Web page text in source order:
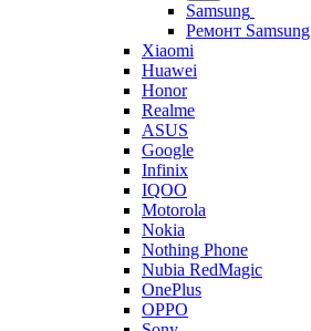
Samsung
Ремонт Samsung
Xiaomi
Huawei
Honor
Realme
ASUS
Google
Infinix
IQOO
Motorola
Nokia
Nothing Phone
Nubia RedMagic
OnePlus
OPPO